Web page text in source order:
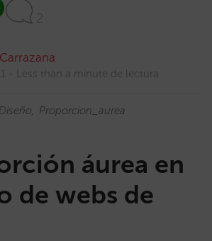
2
Less than a minute de lectura
Diseño Proporcion_aurea
áurea en
de webs de